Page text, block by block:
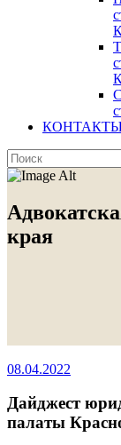
края
08.04.2022
Дайджест
палаты